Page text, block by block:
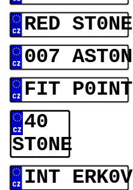
RED ST0NE
007 AST0N
FIT P0INT
40
ST0NE
INT ERK0V